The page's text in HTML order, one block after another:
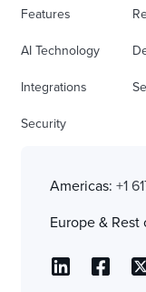
Features
AI Technology
Integrations
Security
Americas: +1
Europe & Rest